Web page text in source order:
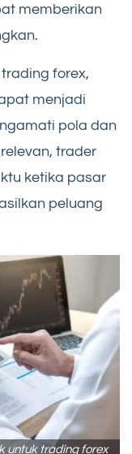
memberikan
forex,
menjadi
pola dan
trader
ketika pasar
peluang
untuk trading forex